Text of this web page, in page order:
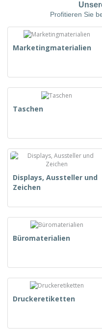
Profitieren Sie
Marketingmaterialien
Taschen
Displays, Aussteller und
Zeichen
Büromaterialien
Druckeretiketten